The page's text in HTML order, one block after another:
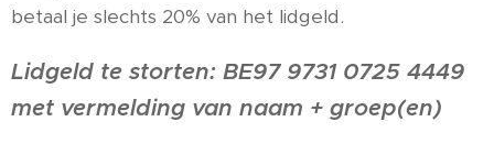
betaal je slechts 20% van het lidgeld.
Lidgeld te storten: BE97 9731 0725 4449
met vermelding van naam + groep(en)